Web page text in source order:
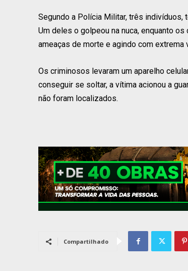
Segundo a Polícia Militar, três indivíduos,
Um deles o golpeou na nuca, enquanto
ameaças de morte e agindo com extrema
Os criminosos levaram um aparelho
conseguir se soltar, a vítima acionou a
não foram localizados.
Compartilhado